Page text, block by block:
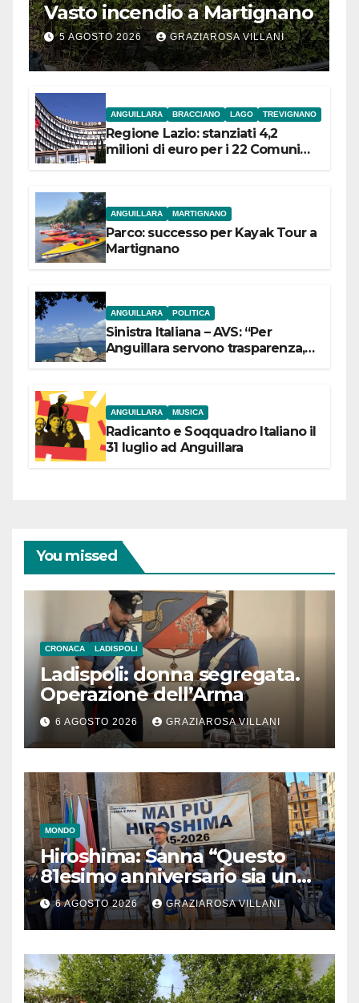
Vasto incendio a Martignano
5 AGOSTO 2026 GRAZIAROSA VILLANI
ANGUILLARA BRACCIANO LAGO TREVIGNANO
Regione Lazio: stanziati 4,2
milioni di euro per i 22 Comuni
ANGUILLARA MARTIGNANO
Parco: successo per Kayak Tour a
Martignano
ANGUILLARA POLITICA
Sinistra Italiana – AVS: “Per
Anguillara servono trasparenza,
ANGUILLARA MUSICA
Radicanto e Soqquadro Italiano il
31 luglio ad Anguillara
You missed
CRONACA LADISPOLI
Ladispoli: donna segregata.
Operazione dell’Arma
6 AGOSTO 2026 GRAZIAROSA VILLANI
MONDO
Hiroshima: Sanna “Questo
81esimo anniversario sia un
monito per tutti”
6 AGOSTO 2026 GRAZIAROSA VILLANI